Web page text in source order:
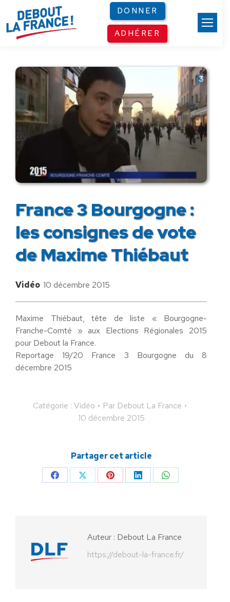
DONNER
ADHÉRER
France 3 Bourgogne :
les consignes de vote
de Maxime Thiébaut
Vidéo 10 décembre 2015
Maxime Thiébaut, tête de liste « Bourgogne-
Franche-Comté » aux Elections Régionales 2015
pour Debout la France.
Reportage 19/20 France 3 Bourgogne du 8
décembre 2015
Catégorie : Vidéo Par Debout La France
10 décembre 2015
Partager cet article
PartagerPartagerPartagerPartagerPartager
Auteur : Debout La France
https://debout-la-france.fr/
Panneau de gestion des cookies